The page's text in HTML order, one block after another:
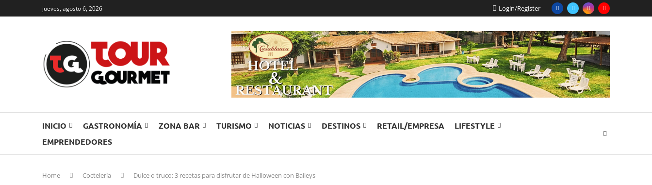
jueves, agosto 6, 2026 Login/Register
INICIO GASTRONOMÍA ZONA BAR TURISMO NOTICIAS DESTINOS RETAIL/EMPRESA
LIFESTYLE
EMPRENDEDORES
Home Coctelería Dulce o truco: 3 recetas para disfrutar de Halloween con Baileys